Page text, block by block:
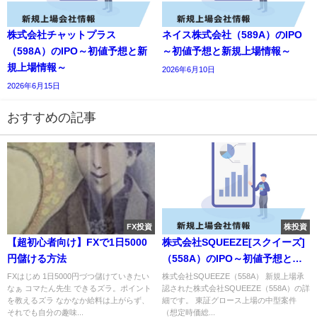
株式会社チャットプラス
（598A）のIPO～初値予想と新
規上場情報～
2026年6月15日
ネイス株式会社（589A）のIPO
～初値予想と新規上場情報～
2026年6月10日
おすすめの記事
FX投資
【超初心者向け】FXで1日5000
円儲ける方法
FXはじめ 1日5000円づつ儲けていきたい
なぁ コマたん先生 できるズラ。ポイント
を教えるズラ なかなか給料は上がらず、
それでも自分の趣味...
株投資
株式会社SQUEEZE[スクイーズ]
（558A）のIPO～初値予想と新
規上場情報～
株式会社SQUEEZE（558A） 新規上場承
認された株式会社SQUEEZE（558A）の詳
細です。 東証グロース上場の中型案件
（想定時価総...